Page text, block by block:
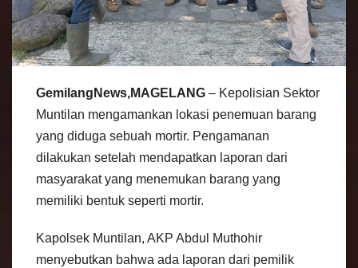
GemilangNews,MAGELANG – Kepolisian Sektor
Muntilan mengamankan lokasi penemuan barang
yang diduga sebuah mortir. Pengamanan
dilakukan setelah mendapatkan laporan dari
masyarakat yang menemukan barang yang
memiliki bentuk seperti mortir.
Kapolsek Muntilan, AKP Abdul Muthohir
menyebutkan bahwa ada laporan dari pemilik